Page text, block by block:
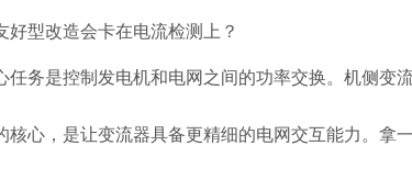
好型改造会卡在电流检测上？
任务是控制发电机和电网之间的功率交换。机侧
核心，是让变流器具备更精细的电网交互能力。拿